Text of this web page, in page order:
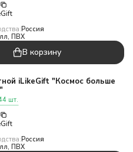
Россия
ПВХ
В корзину
iLikeGift "Космос больше
шт.
Россия
ПВХ